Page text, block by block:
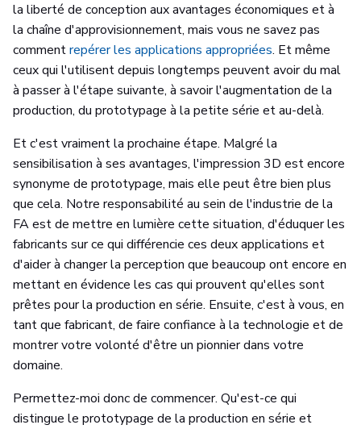
la liberté de conception aux avantages économiques et à
la chaîne d'approvisionnement, mais vous ne savez pas
commentrepérer les applications appropriées. Et même
ceux qui l'utilisent depuis longtemps peuvent avoir du mal
à passer à l'étape suivante, à savoir l'augmentation de la
production, du prototypage à la petite série et au-delà.
Et c'est vraiment la prochaine étape. Malgré la
sensibilisation à ses avantages, l'impression 3D est encore
synonyme de prototypage, mais elle peut être bien plus
que cela. Notre responsabilité au sein de l'industrie de la
FA est de mettre en lumière cette situation, d'éduquer les
fabricants sur ce qui différencie ces deux applications et
d'aider à changer la perception que beaucoup ont encore en
mettant en évidence les cas qui prouvent qu'elles sont
prêtes pour la production en série. Ensuite, c'est à vous, en
tant que fabricant, de faire confiance à la technologie et de
montrer votre volonté d'être un pionnier dans votre
domaine.
Permettez-moi donc de commencer. Qu'est-ce qui
distingue le prototypage de la production en série et